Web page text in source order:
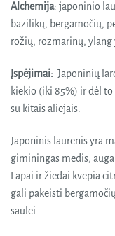
Alchemija: japoninio
bazilikų, bergamočių,
rožių, rozmarinų, ylang
Įspėjimai: Japoninių
kiekio (iki 85%) ir dėl
su kitais aliejais.
Japoninis laurenis yra
giminingas medis,
Lapai ir žiedai kvepia
gali pakeisti
saulei.